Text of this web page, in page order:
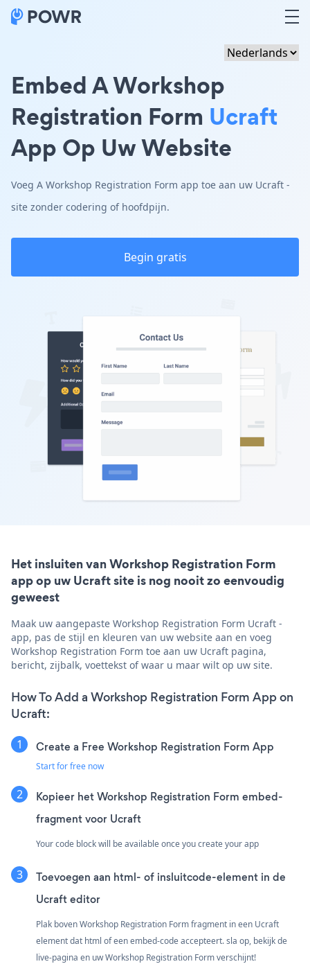
Embed A Workshop
Registration Form Ucraft
App Op Uw Website
Voeg A Workshop Registration Form app toe aan uw Ucraft -
site zonder codering of hoofdpijn.
Begin gratis
Het insluiten van Workshop Registration Form
app op uw Ucraft site is nog nooit zo eenvoudig
geweest
Maak uw aangepaste Workshop Registration Form Ucraft -
app, pas de stijl en kleuren van uw website aan en voeg
Workshop Registration Form toe aan uw Ucraft pagina,
bericht, zijbalk, voettekst of waar u maar wilt op uw site.
How To Add a Workshop Registration Form App on
Ucraft:
Create a Free Workshop Registration Form App
Start for free now
Kopieer het Workshop Registration Form embed-
fragment voor Ucraft
Your code block will be available once you create your app
Toevoegen aan html- of insluitcode-element in de
Ucraft editor
Plak boven Workshop Registration Form fragment in een Ucraft
element dat html of een embed-code accepteert. sla op, bekijk de
live-pagina en uw Workshop Registration Form verschijnt!